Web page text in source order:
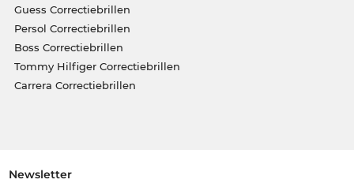
Guess Correctiebrillen
Persol Correctiebrillen
Boss Correctiebrillen
Tommy Hilfiger Correctiebrillen
Carrera Correctiebrillen
Newsletter